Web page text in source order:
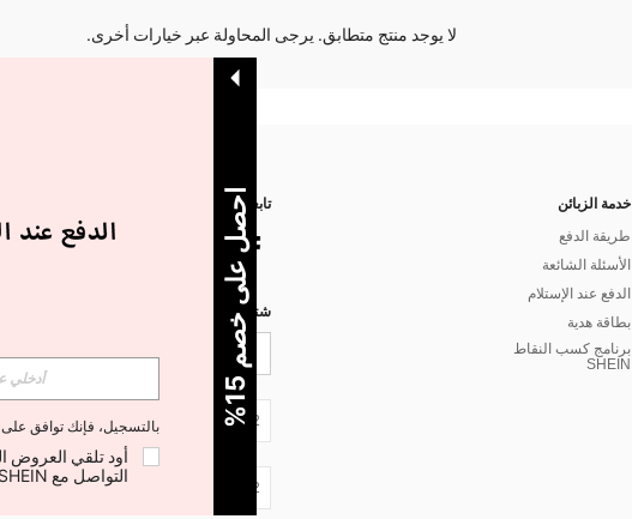
لا يوجد منتج متطابق. يرجى المحاولة عبر خيارات أخرى.
خدمة الزبائن
طريقة الدفع
الأسئلة الشائعة
الدفع عند الإستلام
بطاقة هدية
برنامج كسب النقاط
SHEIN
تابعنا على
شتركي مع شي إن لتصلك أخبار الموضة
JO + 962
JO + 962
ا
ح
ص
ل
ع
ل
ى
خ
ص
م
1
5
%
بالتسجيل، فإنك توافق على
التواصل مع SHEIN لإلغاء الاشتراك في أي وقت.